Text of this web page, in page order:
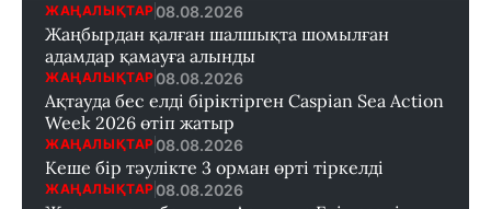
ЖАҢАЛЫҚТАР 08.08.2026
Жаңбырдан қалған шалшықта шомылған
адамдар қамауға алынды
ЖАҢАЛЫҚТАР 08.08.2026
Ақтауда бес елді біріктірген Caspian Sea Action
Week 2026 өтіп жатыр
ЖАҢАЛЫҚТАР 08.08.2026
Кеше бір тәулікте 3 орман өрті тіркелді
ЖАҢАЛЫҚТАР 08.08.2026